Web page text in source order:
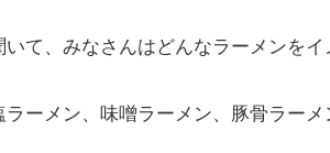
いて、みなさんはどんなラーメンをイ
ーメン、味噌ラーメン、豚骨ラーメ